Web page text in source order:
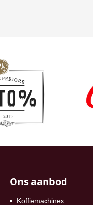
Ons aanbod
Koffiemachines